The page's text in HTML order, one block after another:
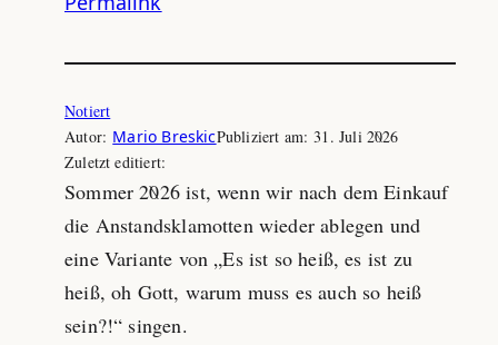
Notiert
Autor: Mario BreskicPubliziert am:31. Juli 2026
Zuletzt editiert:
Sommer 2026 ist, wenn wir nach dem Einkauf
die Anstandsklamotten wieder ablegen und
eine Variante von „Es ist so heiß, es ist zu
heiß, oh Gott, warum muss es auch so heiß
sein?!“ singen.